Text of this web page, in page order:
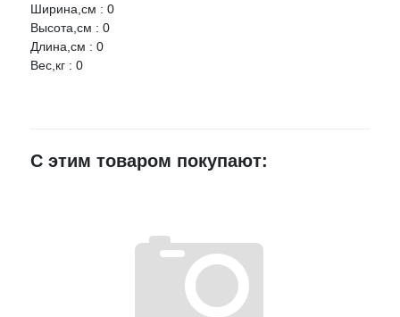
Ширина,см : 0
Высота,см : 0
Длина,см : 0
Вес,кг : 0
Оцените товар:
Ваше имя
С этим товаром покупают: